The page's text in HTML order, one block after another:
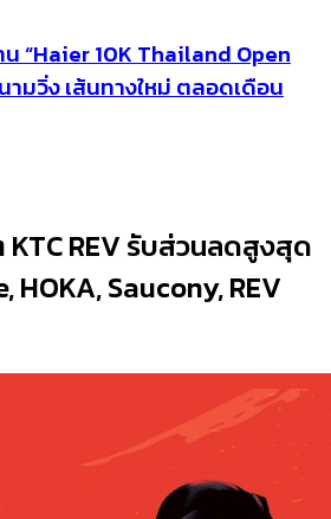
น “Haier 10K Thailand Open
ามวิ่ง เส้นทางใหม่ ตลอดเดือน
REV รับส่วนลดสูงสุด
HOKA, Saucony, REV